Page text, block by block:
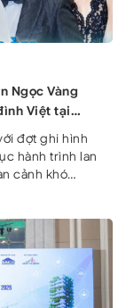
Ngọc Vàng
Việt tại
đợt ghi hình
hành trình lan
cảnh khó
Vàng, ca sĩ
muốn góp
tiếp thêm